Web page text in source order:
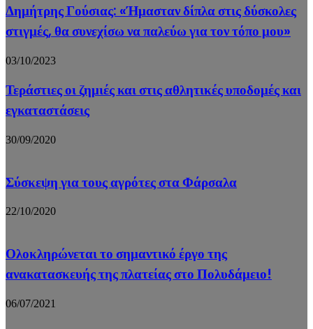
Δημήτρης Γούσιας: «Ήμασταν δίπλα στις δύσκολες
στιγμές, θα συνεχίσω να παλεύω για τον τόπο μου»
03/10/2023
Τεράστιες οι ζημιές και στις αθλητικές υποδομές και
εγκαταστάσεις
30/09/2020
Σύσκεψη για τους αγρότες στα Φάρσαλα
22/10/2020
Ολοκληρώνεται το σημαντικό έργο της
ανακατασκευής της πλατείας στο Πολυδάμειο!
06/07/2021